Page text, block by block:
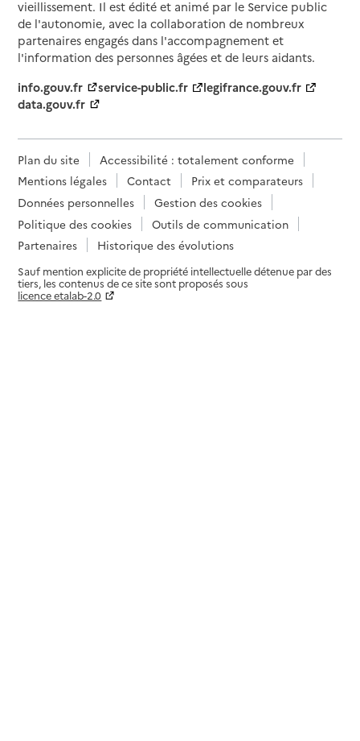
vieillissement. Il est édité et animé par le Service public
de l'autonomie, avec la collaboration de nombreux
partenaires engagés dans l'accompagnement et
l'information des personnes âgées et de leurs aidants.
info.gouv.fr
service-public.fr
legifrance.gouv.fr
data.gouv.fr
Plan du site
Accessibilité : totalement conforme
Mentions légales
Contact
Prix et comparateurs
Données personnelles
Gestion des cookies
Politique des cookies
Outils de communication
Partenaires
Historique des évolutions
Sauf mention explicite de propriété intellectuelle détenue par des
tiers, les contenus de ce site sont proposés sous
licence etalab-2.0